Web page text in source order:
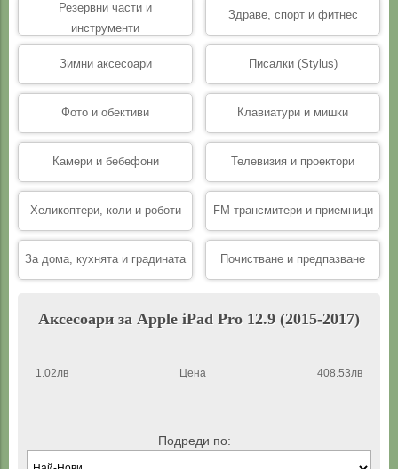
Резервни части и
инструменти
Здраве, спорт и фитнес
Зимни аксесоари Писалки (Stylus)
Фото и обективи Клавиатури и мишки
Камери и бебефони Телевизия и проектори
Хеликоптери, коли и роботи FM трансмитери и приемници
За дома, кухнята и градината Почистване и предпазване
Аксесоари за Apple iPad Pro 12.9 (2015-2017)
1.02лв 408.53лв
Цена
Подреди по: